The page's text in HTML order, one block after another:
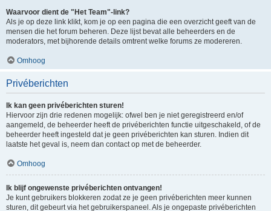
Waarvoor dient de "Het Team"-link?
Als je op deze link klikt, kom je op een pagina die een overzicht geeft van de
mensen die het forum beheren. Deze lijst bevat alle beheerders en de
moderators, met bijhorende details omtrent welke forums ze modereren.
Omhoog
Privéberichten
Ik kan geen privéberichten sturen!
Hiervoor zijn drie redenen mogelijk: ofwel ben je niet geregistreerd en/of
aangemeld, de beheerder heeft de privéberichten functie uitgeschakeld, of de
beheerder heeft ingesteld dat je geen privéberichten kan sturen. Indien dit
laatste het geval is, neem dan contact op met de beheerder.
Omhoog
Ik blijf ongewenste privéberichten ontvangen!
Je kunt gebruikers blokkeren zodat ze je geen privéberichten meer kunnen
sturen, dit gebeurt via het gebruikerspaneel. Als je ongepaste privéberichten